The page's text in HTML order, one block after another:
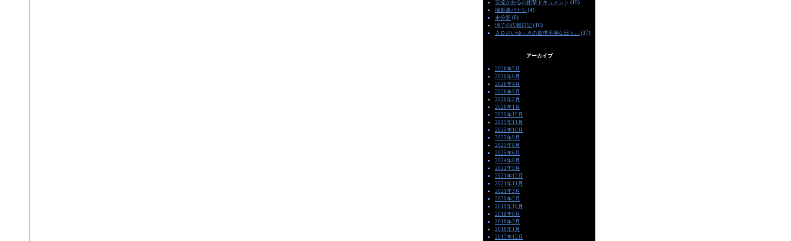
安達かおるの衝撃ドキュメント (19)
撮影裏バナシ (4)
未分類 (6)
涼子の広報日記 (16)
ＡＤさいゆ～きの欲求不満な日々… (37)
アーカイブ
2026年7月
2026年6月
2026年4月
2026年3月
2026年2月
2026年1月
2025年12月
2025年11月
2025年10月
2025年9月
2025年8月
2025年6月
2024年8月
2022年3月
2021年12月
2021年11月
2021年3月
2020年2月
2019年10月
2018年8月
2018年2月
2018年1月
2017年12月